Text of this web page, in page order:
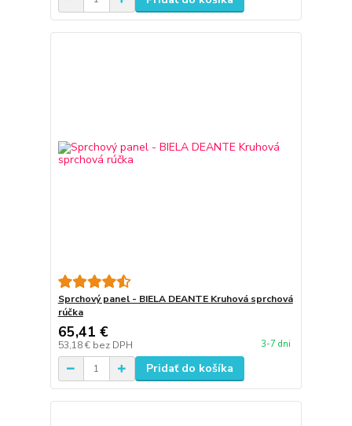
Sprchový panel - BIELA DEANTE Kruhová sprchová
rúčka
65,41 €
53,18 € bez DPH 3-7 dni
Pridať do košíka